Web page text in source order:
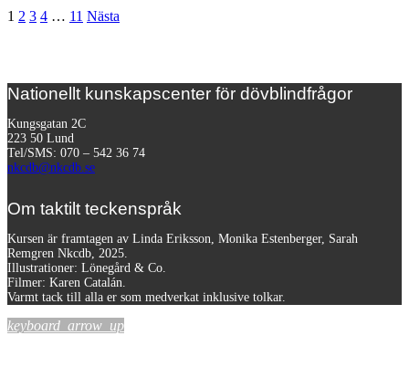
1 2 3 4 … 11 Nästa
Nationellt kunskapscenter för dövblindfrågor
Kungsgatan 2C
223 50 Lund
Tel/SMS: 070 – 542 36 74
nkcdb@nkcdb.se
Om taktilt teckenspråk
Kursen är framtagen av Linda Eriksson, Monika Estenberger, Sarah
Remgren Nkcdb, 2025.
Illustrationer: Lönegård & Co.
Filmer: Karen Catalán.
Varmt tack till alla er som medverkat inklusive tolkar.
keyboard_arrow_up